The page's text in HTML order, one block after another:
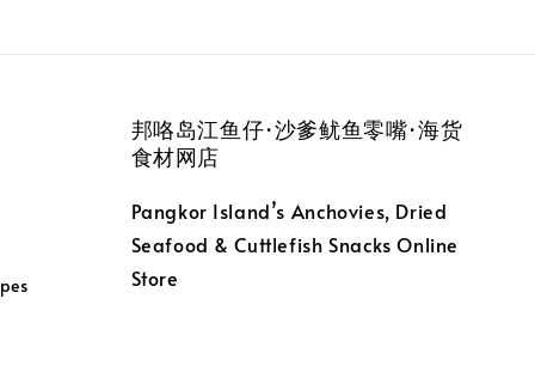
邦咯岛江鱼仔·沙爹鱿鱼零嘴·海货
食材网店
Pangkor Island’s Anchovies, Dried
Seafood & Cuttlefish Snacks Online
Store